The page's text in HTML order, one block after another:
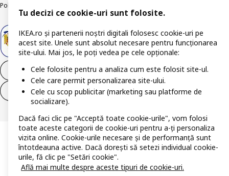
Politica de publicare responsabilă
Retrage-te din contract
Retrage-te din contract (servicii)
Tu decizi ce cookie-uri sunt folosite.
IKEA.ro și partenerii noștri digitali folosesc cookie-uri pe
acest site. Unele sunt absolut necesare pentru funcționarea
site-ului. Mai jos, le poți vedea pe cele opționale:
Cele folosite pentru a analiza cum este folosit site-ul.
Cele care permit personalizarea site-ului.
Cele cu scop publicitar (marketing sau platforme de
socializare).
Dacă faci clic pe "Acceptă toate cookie-urile", vom folosi
toate aceste categorii de cookie-uri pentru a-ți personaliza
vizita online. Cookie-urile necesare și de performanță sunt
întotdeauna active. Dacă dorești să setezi individual cookie-
urile, fă clic pe "Setări cookie".
Află mai multe despre aceste tipuri de cookie-uri.